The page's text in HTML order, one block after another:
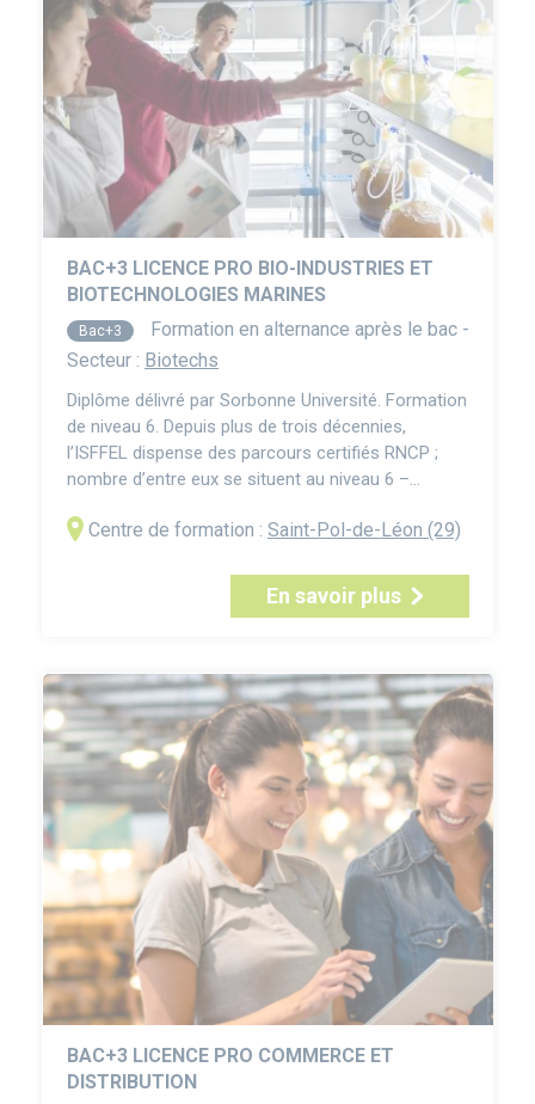
BAC+3 LICENCE PRO BIO-INDUSTRIES ET
BIOTECHNOLOGIES MARINES
Bac+3
Formation en alternance après le bac -
Secteur : Biotechs
Diplôme délivré par Sorbonne Université. Formation
de niveau 6. Depuis plus de trois décennies,
l’ISFFEL dispense des parcours certifiés RNCP ;
nombre d’entre eux se situent au niveau 6 –
couvrent ordinairement trois années d’études
Bio-industries et Biotechnologies mention
Centre de formation : Saint-Pol-de-Léon (29)
En savoir plus
BAC+3 LICENCE PRO COMMERCE ET
DISTRIBUTION